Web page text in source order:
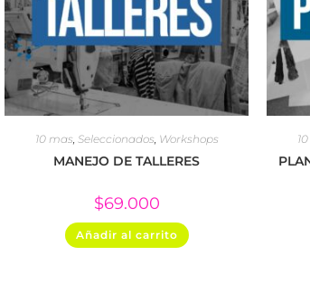
10 mas, Seleccionados, Workshops
MANEJO DE TALLERES
$69.000
Añadir al carrito